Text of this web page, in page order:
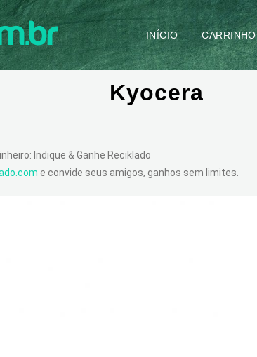
INÍCIO CARRINHO
Kyocera
Indique & Ganhe Reciklado
e convide seus amigos, ganhos sem limites.